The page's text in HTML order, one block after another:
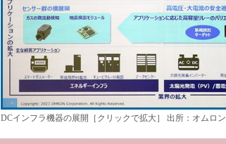
DCインフラ機器の展開［クリックで拡大］ 出所：オムロン